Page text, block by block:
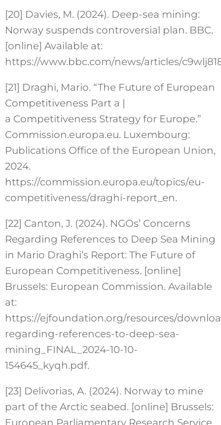
[20] Davies, M. (2024). Deep-sea mining:
Norway suspends controversial plan. BBC.
[online] Available at:
https://www.bbc.com/news/articles/
[21] Draghi, Mario. “The Future of European
Competitiveness Part a |
a Competitiveness Strategy for Europe.”
Commission.europa.eu. Luxembourg:
Publications Office of the European Union,
2024.
https://commission.europa.eu/topics/eu-
competitiveness/draghi-report_en.
[22] Canton, J. (2024). NGOs’ Concerns
Regarding References to Deep Sea Mining
in Mario Draghi’s Report: The Future of
European Competitiveness. [online]
Brussels: European Commission. Available
at:
https://ejfoundation.org/resources/
regarding-references-to-deep-sea-
mining_FINAL_2024-10-10-
154645_kyqh.pdf.
[23] Delivorias, A. (2024). Norway to mine
part of the Arctic seabed. [online] Brussels:
European Parliamentary Research Service.